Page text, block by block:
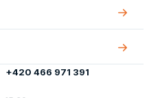
O
nás
+420 466 971 391